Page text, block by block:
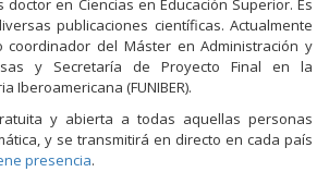
doctor en Ciencias en Educación Superior. Es
publicaciones científicas. Actualmente
coordinador del Máster en Administración y
y Secretaría de Proyecto Final en la
Iberoamericana (FUNIBER).
y abierta a todas aquellas personas
y se transmitirá en directo en cada país
presencia.